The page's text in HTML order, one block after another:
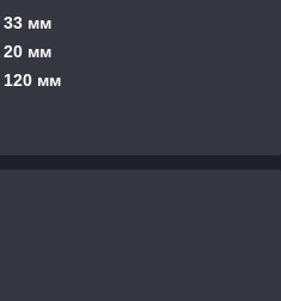
33 мм
20 мм
120 мм